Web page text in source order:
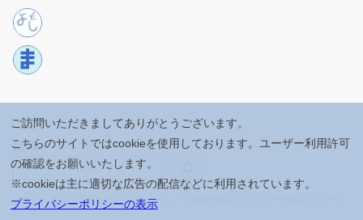
検索
サイトマップ/プライバシーポリシー